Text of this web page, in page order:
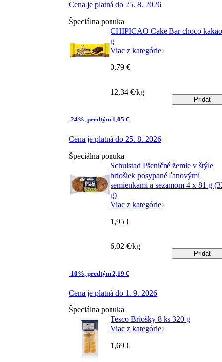
Cena je platná do 25. 8. 2026
Špeciálna ponuka
CHIPICAO Cake Bar choco
g
Viac z kategórie
-24%, predtým 1,05 €
Cena je platná do 25. 8. 2026
0,79 €
12,34 €/kg
Pridať
Špeciálna ponuka
Schulstad Pšeničné žemle v štýle
briošiek posypané ľanovými
semienkami a sezamom 4 x 81 g
g)
Viac z kategórie
-10%, predtým 2,19 €
Cena je platná do 1. 9. 2026
1,95 €
6,02 €/kg
Pridať
Špeciálna ponuka
Tesco Briošky 8 ks 320 g
Viac z kategórie
1,69 €